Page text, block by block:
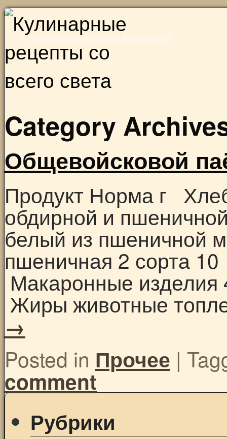
Кулинарные рецепты со всего света
Skip
content
Category
Общевойсковой
Продукт Норма г
обдирной и
белый из пшеничной
пшеничная 2 сорта
Макаронные
Жиры животные
→
Posted in Прочее |
comment
Рубрики